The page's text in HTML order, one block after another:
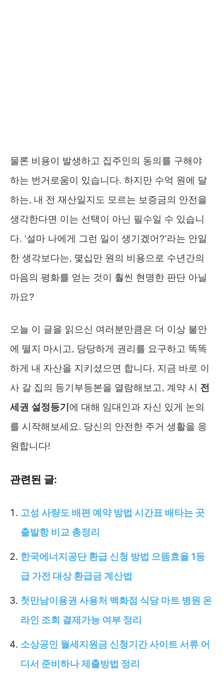
물론 비용이 발생하고 집주인의 동의를 구해야
하는 번거로움이 있습니다. 하지만 수억 원에 달
하는, 내 전 재산일지도 모르는 보증금의 안전을
생각한다면 이는 선택이 아닌 필수일 수 있습니
다. ‘설마 나에게 그런 일이 생기겠어?’라는 안일
한 생각보다는, 몇십만 원의 비용으로 수년간의
마음의 평화를 얻는 것이 훨씬 현명한 판단 아닐
까요?
오늘 이 글을 읽으신 여러분만큼은 더 이상 불안
에 떨지 마시고, 당당하게 권리를 요구하고 똑똑
하게 내 자산을 지키셨으면 합니다. 지금 바로 이
사 갈 집의 등기부등본을 열람해보고, 계약 시 전
세권 설정등기 에 대해 임대인과 자신 있게 논의
를 시작해보세요. 당신의 안전한 주거 생활을 응
원합니다!
관련된 글:
고성 사량도 배편 예약 방법 시간표 배타는 곳
출발항 비교 총정리
한국에너지공단 환급 신청 방법 으뜸효율 1등
급 가전 대상 환급금 계산법
첫만남이용권 사용처 백화점 식당 마트 병원 온
라인 조회 결제가능 여부 정리
소상공인 월세지원금 신청기간 사이트 서류 어
디서 준비하나 제출방법 정리